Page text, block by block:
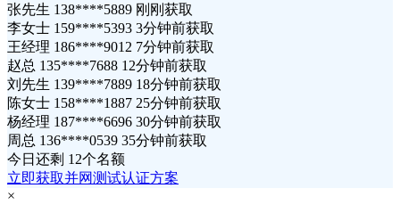
张先生 138****5889 刚刚获取
李女士 159****5393 3分钟前获取
王经理 186****9012 7分钟前获取
赵总 135****7688 12分钟前获取
刘先生 139****7889 18分钟前获取
陈女士 158****1887 25分钟前获取
杨经理 187****6696 30分钟前获取
周总 136****0539 35分钟前获取
今日还剩 12个名额
立即获取并网测试认证方案
×